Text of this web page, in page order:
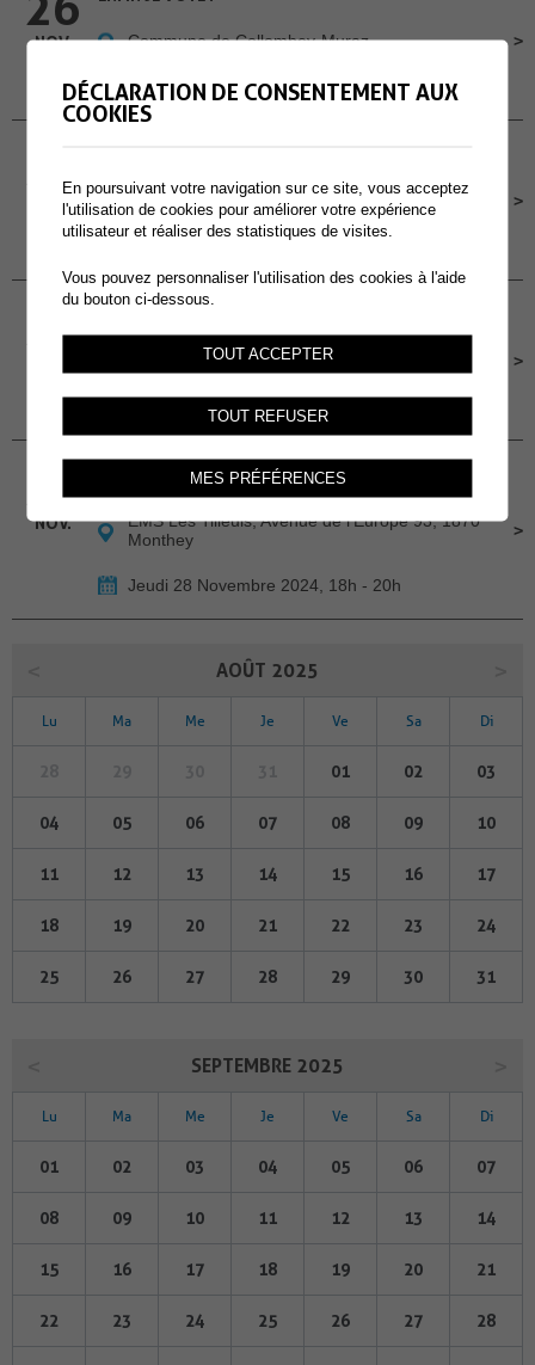
NOV. Commune de Collombey-Muraz
Mardi 26 Novembre 2024, 19h00
27
NOV. Bibliothèque Communale
Mercredi 27 Novembre 2024, 15h
27
Maison du Village, Muraz
Mercredi 27 Novembre 2024, 16h30-18h
28
NOV.
ET SI UN JOUR J’ENTRAIS EN EMS?
EMS Les Tilleuls, Avenue de l'Europe 93, 1870
Monthey
Jeudi 28 Novembre 2024, 18h - 20h
AOÛT 2025
Lu Ma Me Je Ve Sa Di
01 02 03
04 05 06 07 08 09 10
11 12 13 14 15 16 17
18 19 20 21 22 23 24
25 26 27 28 29 30 31
SEPTEMBRE 2025
Lu Ma Me Je Ve Sa Di
01 02 03 04 05 06 07
08 09 10 11 12 13 14
15 16 17 18 19 20 21
22 23 24 25 26 27 28
DÉCLARATION DE CONSENTEMENT AUX
COOKIES
En poursuivant votre navigation sur ce site, vous acceptez
l'utilisation de cookies pour améliorer votre expérience
utilisateur et réaliser des statistiques de visites.
Vous pouvez personnaliser l'utilisation des cookies à l'aide
du bouton ci-dessous.
TOUT ACCEPTER
TOUT REFUSER
MES PRÉFÉRENCES